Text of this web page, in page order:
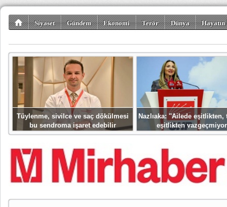
Siyaset Gündem Ekonomi Terör Dünya
Tüylenme, sivilce ve saç dökülmesi
bu sendroma işaret edebilir
Nazlıaka: ''Ailede eşitlikten,
eşitlikten